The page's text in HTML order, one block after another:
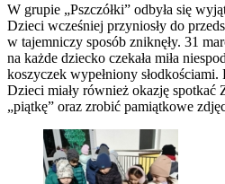
W grupie „Pszczółki” odbyła się
Dzieci wcześniej przyniosły do
w tajemniczy sposób zniknęły. 31
na każde dziecko czekała miła
koszyczek wypełniony słodkościami.
Dzieci miały również okazję spotkać
„piątkę” oraz zrobić pamiątkowe